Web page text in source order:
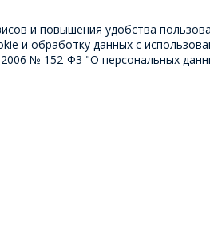
и повышения удобства
и обработку данных с
№ 152-Ф3 "О персональных